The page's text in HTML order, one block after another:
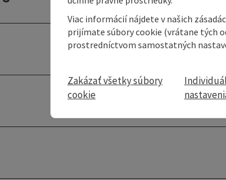
Viac informácií nájdete v našich
prijímate súbory cookie (vrátane tých
prostredníctvom samostatných
Zakázať všetky súbory
cookie